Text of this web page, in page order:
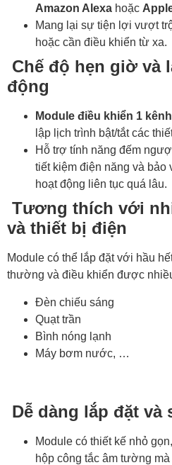
Amazon Alexa hoặc
Mang lại sự tiện lợi vượt
hoặc cần điều khiển từ xa.
Chế độ hẹn giờ và
động
Module điều khiển 1 kênh
lập lịch trình bật/tắt các
Hỗ trợ tính năng đếm
tiết kiệm điện năng và bảo
hoạt động liên tục quá lâu.
Tương thích với
và thiết bị điện
Module có thể lắp đặt với hầu
thường và điều khiển được
Đèn chiếu sáng
Quạt trần
Bình nóng lạnh
Máy bơm nước, …
Dễ dàng lắp đặt và
Module có thiết kế nhỏ
hộp công tắc âm tường